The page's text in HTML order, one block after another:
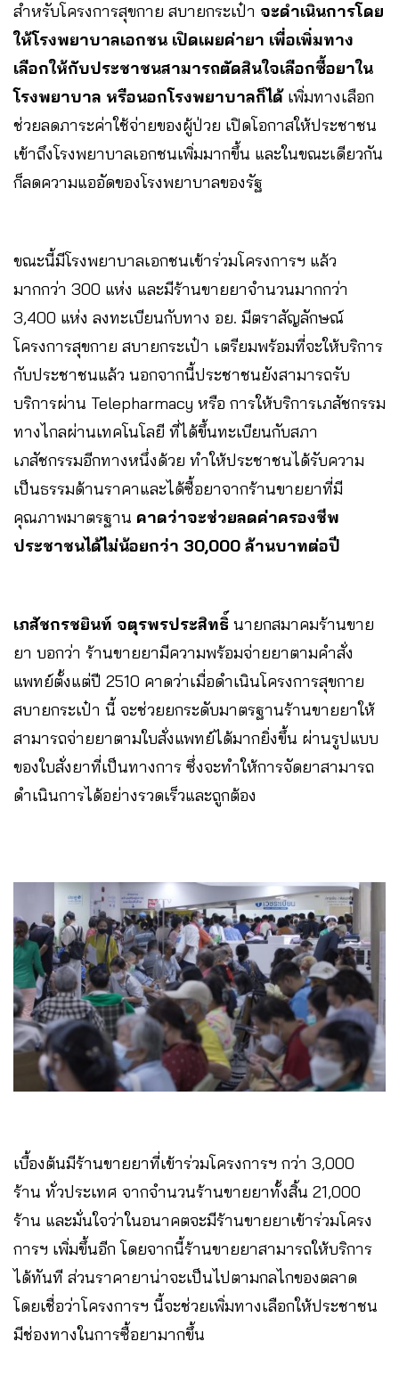
สำหรับโครงการสุขกาย สบายกระเป๋า จะดำเนินการโดย
ให้โรงพยาบาลเอกชน เปิดเผยค่ายา เพื่อเพิ่มทาง
เลือกให้กับประชาชนสามารถตัดสินใจเลือกซื้อยาใน
โรงพยาบาล หรือนอกโรงพยาบาลก็ได้ เพิ่มทางเลือก
ช่วยลดภาระค่าใช้จ่ายของผู้ป่วย เปิดโอกาสให้ประชาชน
เข้าถึงโรงพยาบาลเอกชนเพิ่มมากขึ้น และในขณะเดียวกัน
ก็ลดความแออัดของโรงพยาบาลของรัฐ
ขณะนี้มีโรงพยาบาลเอกชนเข้าร่วมโครงการฯ แล้ว
มากกว่า 300 แห่ง และมีร้านขายยาจำนวนมากกว่า
3,400 แห่ง ลงทะเบียนกับทาง อย. มีตราสัญลักษณ์
โครงการสุขกาย สบายกระเป๋า เตรียมพร้อมที่จะให้บริการ
กับประชาชนแล้ว นอกจากนี้ประชาชนยังสามารถรับ
บริการผ่าน Telepharmacy หรือ การให้บริการเภสัชกรรม
ทางไกลผ่านเทคโนโลยี ที่ได้ขึ้นทะเบียนกับสภา
เภสัชกรรมอีกทางหนึ่งด้วย ทำให้ประชาชนได้รับความ
เป็นธรรมด้านราคาและได้ซื้อยาจากร้านขายยาที่มี
คุณภาพมาตรฐาน คาดว่าจะช่วยลดค่าครองชีพ
ประชาชนได้ไม่น้อยกว่า 30,000 ล้านบาทต่อปี
เภสัชกรชยินท์ จตุรพรประสิทธิ์ นายกสมาคมร้านขาย
ยา บอกว่า ร้านขายยามีความพร้อมจ่ายยาตามคำสั่ง
แพทย์ตั้งแต่ปี 2510 คาดว่าเมื่อดำเนินโครงการสุขกาย
สบายกระเป๋า นี้ จะช่วยยกระดับมาตรฐานร้านขายยาให้
สามารถจ่ายยาตามใบสั่งแพทย์ได้มากยิ่งขึ้น ผ่านรูปแบบ
ของใบสั่งยาที่เป็นทางการ ซึ่งจะทำให้การจัดยาสามารถ
ดำเนินการได้อย่างรวดเร็วและถูกต้อง
เบื้องต้นมีร้านขายยาที่เข้าร่วมโครงการฯ กว่า 3,000
ร้าน ทั่วประเทศ จากจำนวนร้านขายยาทั้งสิ้น 21,000
ร้าน และมั่นใจว่าในอนาคตจะมีร้านขายยาเข้าร่วมโครง
การฯ เพิ่มขึ้นอีก โดยจากนี้ร้านขายยาสามารถให้บริการ
ได้ทันที ส่วนราคายาน่าจะเป็นไปตามกลไกของตลาด
โดยเชื่อว่าโครงการฯ นี้จะช่วยเพิ่มทางเลือกให้ประชาชน
มีช่องทางในการซื้อยามากขึ้น